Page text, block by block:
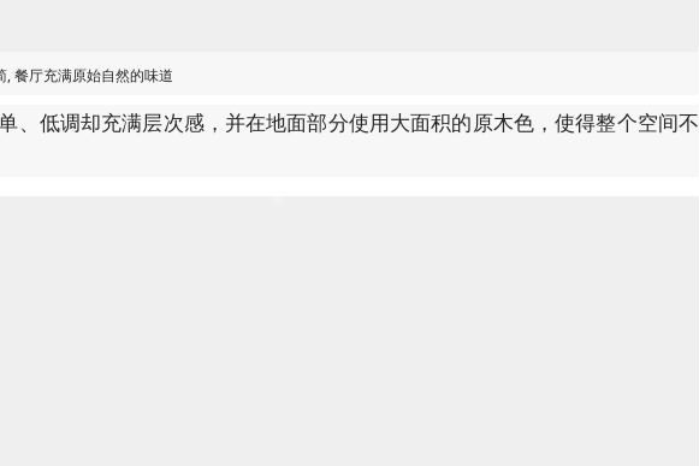
餐厅充满原始自然的味道
、低调却充满层次感，并在地面部分使用大面积的原木色，使得整个空间不